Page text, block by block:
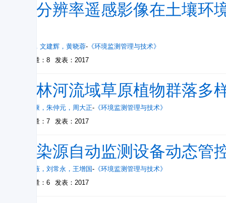
高分辨率遥感影像在土壤
， 文建辉 ， 黄晓蓉- 《环境监测管理与技术》
被引量：8
发表：2017
锡林河流域草原植物群落多
席小康 ， 朱仲元 ， 周大正- 《环境监测管理与技术》
被引量：7
发表：2017
污染源自动监测设备动态管
徐薇薇 ， 刘常永 ， 王增国- 《环境监测管理与技术》
被引量：6
发表：2017